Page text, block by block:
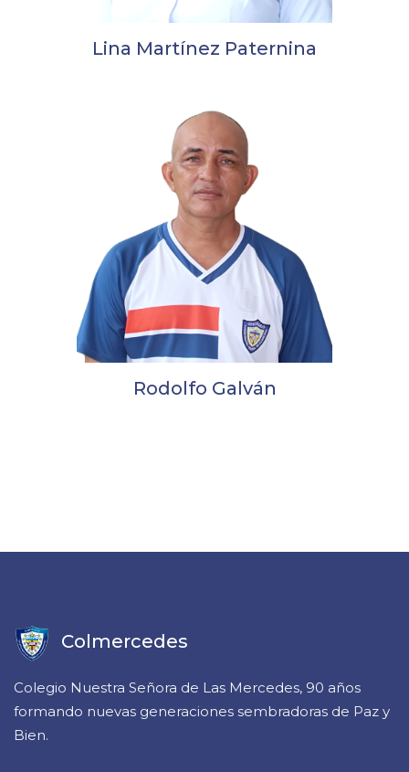
Lina Martínez Paternina
Rodolfo Galván
Colmercedes
Colegio Nuestra Señora de Las Mercedes, 90 años
formando nuevas generaciones sembradoras de Paz y
Bien.